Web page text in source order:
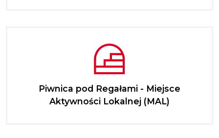
Piwnica pod Regałami - Miejsce
Aktywności Lokalnej (MAL)